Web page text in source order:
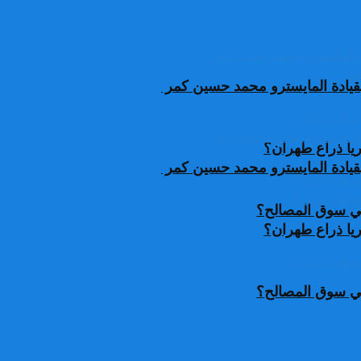
المايسترو محمد حسين كمر
ذراع طهران؟
في سوق المصالح؟
المايسترو محمد حسين كمر
ذراع طهران؟
في سوق المصالح؟